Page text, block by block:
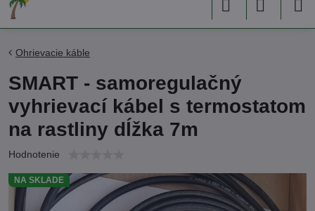
NA SKLADE
Ohrievacie káble
SMART - samoregulačný
vyhrievací kábel s termostatom
na rastliny dĺžka 7m
Hodnotenie